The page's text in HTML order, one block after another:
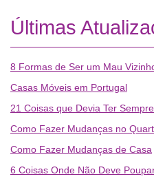
Últimas
8 Formas de Ser um Mau
Casas Móveis em Portugal
21 Coisas que Devia Ter
Como Fazer Mudanças no
Como Fazer Mudanças de Casa
6 Coisas Onde Não Deve